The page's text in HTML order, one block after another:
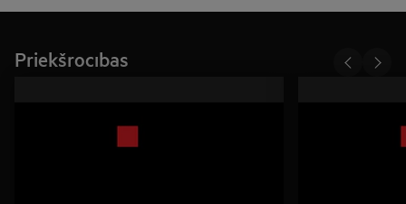
Priekšrocības